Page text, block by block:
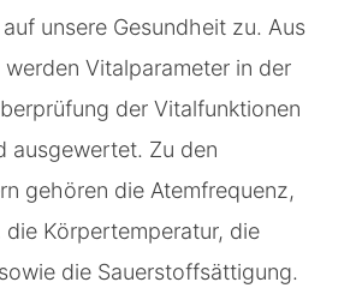
unsere Gesundheit zu. Aus
werden Vitalparameter in der
der Vitalfunktionen
ausgewertet. Zu den
gehören die Atemfrequenz,
die Körpertemperatur, die
die Sauerstoffsättigung.